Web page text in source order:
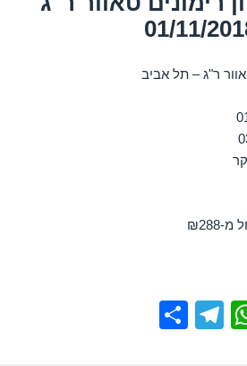
ר"ג – תל אביב
רימונים טאוור ר"ג – תל אביב 01/11/2018
W
T